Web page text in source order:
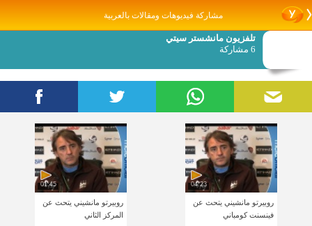
مشاركة فيديوهات ومقالات بالعربية
تلفزيون مانشستر سيتي
6 مشاركة
04:23
روبيرتو مانشيني يتحث عن
فينسنت كومباني
01:45
روبيرتو مانشيني يتحث عن
المركز الثاني